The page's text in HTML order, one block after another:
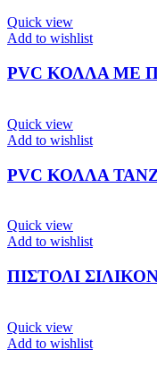
Quick view
Add to wishlist
PVC ΚΟΛΛΑ ΜΕ
Quick view
Add to wishlist
PVC ΚΟΛΛΑ
Quick view
Add to wishlist
ΠΙΣΤΟΛΙ
Quick view
Add to wishlist